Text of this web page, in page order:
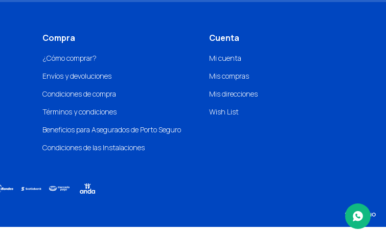
Compra
¿Cómo comprar?
Envíos y devoluciones
Condiciones de compra
Términos y condiciones
Beneficios para Asegurados de Porto Seguro
Condiciones de las Instalaciones
Cuenta
Mi cuenta
Mis compras
Mis direcciones
Wish List